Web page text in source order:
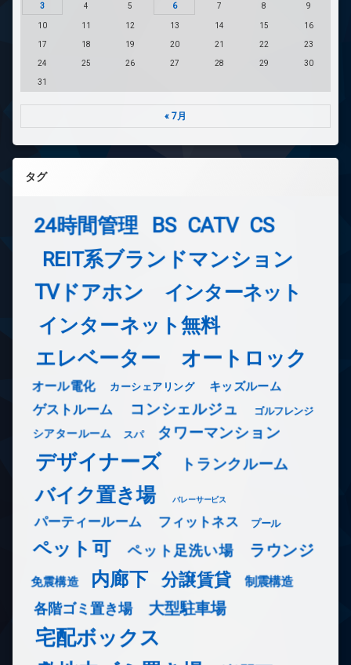
3 4 5 6 7 8 9
10 11 12 13 14 15 16
17 18 19 20 21 22 23
24 25 26 27 28 29 30
31
« 7月
タグ
24時間管理 BS CATV CS
REIT系ブランドマンション
TVドアホン インターネット
インターネット無料
エレベーター オートロック
オール電化 カーシェアリング キッズルーム
ゲストルーム コンシェルジュ ゴルフレンジ
シアタールーム スパ タワーマンション
デザイナーズ トランクルーム
バイク置き場 バレーサービス
パーティールーム フィットネス プール
ペット可 ペット足洗い場 ラウンジ
免震構造 内廊下 分譲賃貸 制震構造
各階ゴミ置き場 大型駐車場
宅配ボックス